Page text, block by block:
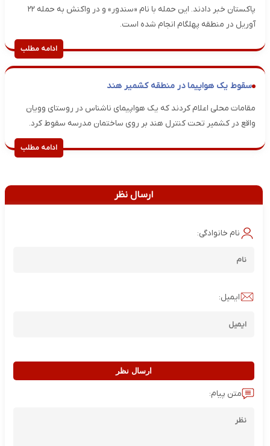
پاکستان خبر دادند. این حمله با نام «سندور» و در واکنش به حمله ۲۲
آوریل در منطقه پهلگام انجام شده است.
ادامه مطلب
سقوط یک هواپیما در منطقه کشمیر هند
مقامات محلی اعلام کردند که یک هواپیمای ناشناس در روستای وویان
واقع در کشمیر تحت کنترل هند بر روی ساختمان مدرسه‌ سقوط کرد.
ادامه مطلب
ارسال نظر
نام خانوادگی:
ایمیل:
ارسال نظر
متن پیام: